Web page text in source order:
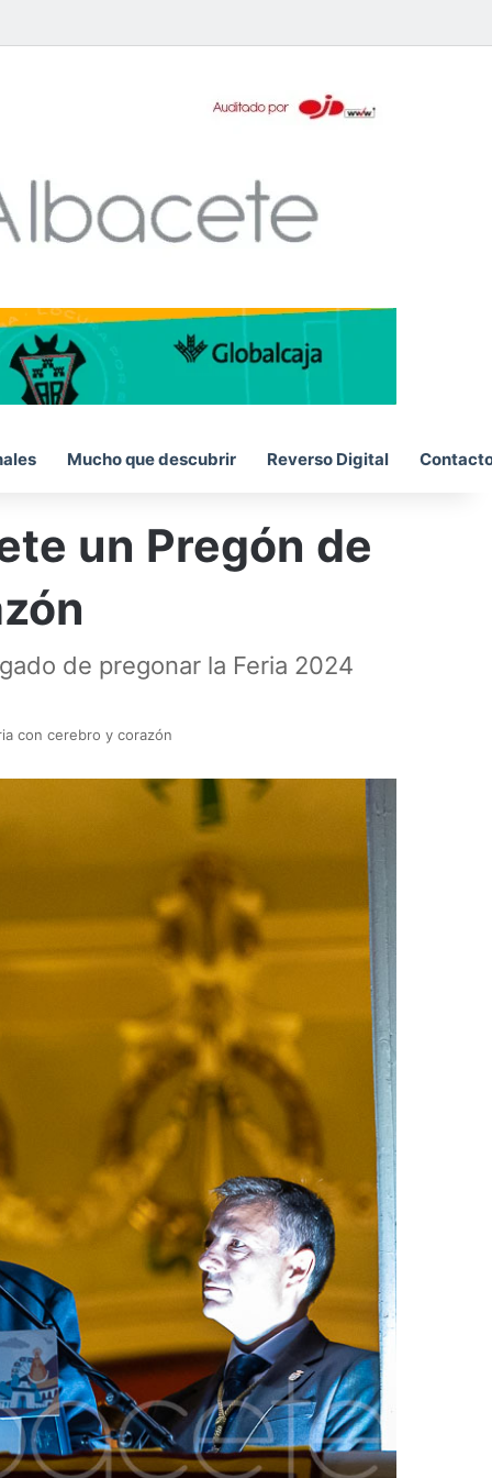
Mucho que descubrir Reverso Digital
un Pregón de
de pregonar la Feria 2024
con cerebro y corazón